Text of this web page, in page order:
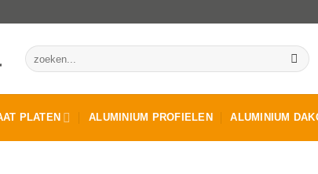
Zoeken
naar:
PLATEN ALUMINIUM PROFIELEN ALUMINIUM